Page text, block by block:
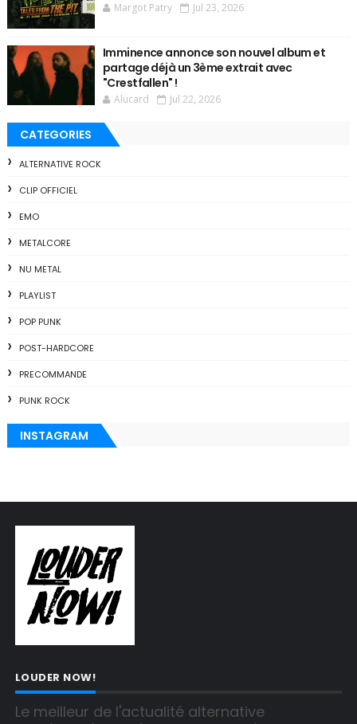
Margot Patry Jul 23, 2026
Imminence annonce son nouvel album et
partage déjà un 3ème extrait avec
"Crestfallen" !
Alucard Jul 22, 2026
CATEGORIES
ALTERNATIVE ROCK
CLIP OFFICIEL
EMO
METALCORE
NU METAL
PLAYLIST
POP PUNK
POST-HARDCORE
PRECOMMANDE
PUNK ROCK
INSTAGRAM
LOUDER NOW!
Le meilleur de l'actualité alternative